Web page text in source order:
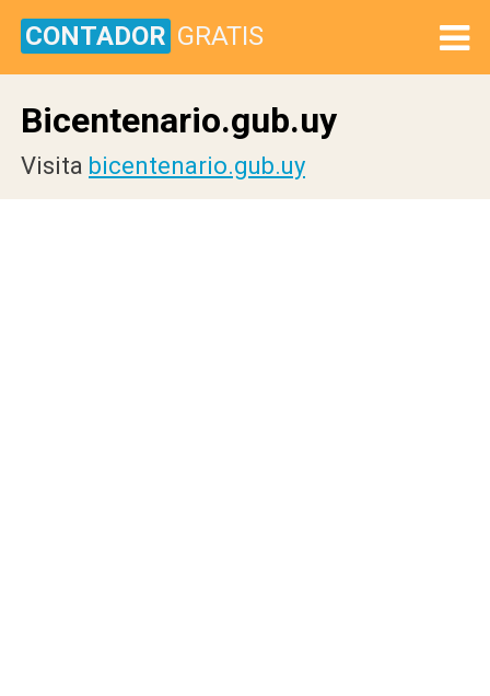
CONTADOR GRATIS
Bicentenario.gub.uy
Visita bicentenario.gub.uy